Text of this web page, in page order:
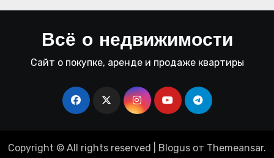
Всё о недвижимости
Сайт о покупке, аренде и продаже квартиры
Copyright © All rights reserved Blogus от Themeansar.